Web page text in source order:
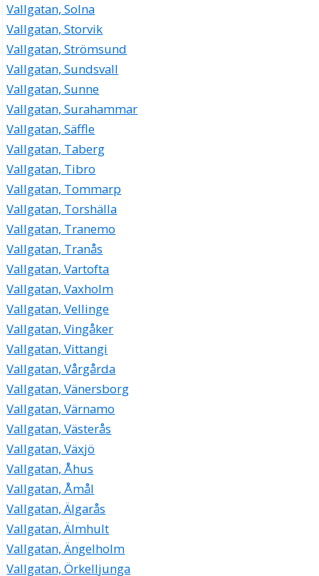
Vallgatan, Solna
Vallgatan, Storvik
Vallgatan, Strömsund
Vallgatan, Sundsvall
Vallgatan, Sunne
Vallgatan, Surahammar
Vallgatan, Säffle
Vallgatan, Taberg
Vallgatan, Tibro
Vallgatan, Tommarp
Vallgatan, Torshälla
Vallgatan, Tranemo
Vallgatan, Tranås
Vallgatan, Vartofta
Vallgatan, Vaxholm
Vallgatan, Vellinge
Vallgatan, Vingåker
Vallgatan, Vittangi
Vallgatan, Vårgårda
Vallgatan, Vänersborg
Vallgatan, Värnamo
Vallgatan, Västerås
Vallgatan, Växjö
Vallgatan, Åhus
Vallgatan, Åmål
Vallgatan, Älgarås
Vallgatan, Älmhult
Vallgatan, Ängelholm
Vallgatan, Örkelljunga